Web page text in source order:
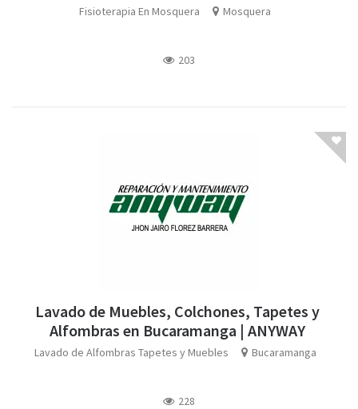
Fisioterapia En Mosquera Mosquera
203
Lavado de Muebles, Colchones, Tapetes y
Alfombras en Bucaramanga | ANYWAY
Lavado de Alfombras Tapetes y Muebles Bucaramanga
228